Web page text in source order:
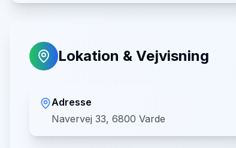
Lokation & Vejvisning
Adresse
Navervej 33, 6800 Varde